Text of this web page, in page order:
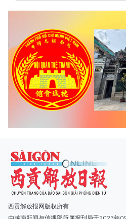
西贡解放报网版权所有
由越南新闻与传播部所属报刊局于2023年
副总编辑: 阮玉英、范文长、裴氏红霜、张
阮克强、陈嘉宝
主编: 阮玉英
社址: 胡志明市棋盘坊阮氏明开街432-434号
总台: (028) 39294091 - 转 060
热线: 096.558.1888